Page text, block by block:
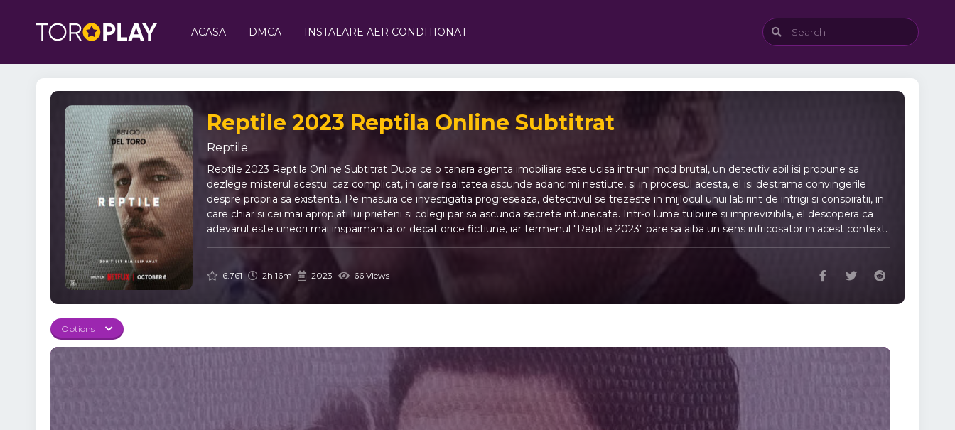
ACASA DMCA INSTALARE AER CONDITIONAT
Reptile 2023 Reptila Online Subtitrat
Reptile
Reptile 2023 Reptila Online Subtitrat Dupa ce o tanara agenta imobiliara este ucisa intr-un mod brutal, un detectiv abil isi propune sa
dezlege misterul acestui caz complicat, in care realitatea ascunde adancimi nestiute, si in procesul acesta, el isi destrama convingerile
despre propria sa existenta. Pe masura ce investigatia progreseaza, detectivul se trezeste in mijlocul unui labirint de intrigi si conspiratii, in
care chiar si cei mai apropiati lui prieteni si colegi par sa ascunda secrete intunecate. Intr-o lume tulbure si imprevizibila, el descopera ca
adevarul este uneori mai inspaimantator decat orice fictiune, iar termenul "Reptile 2023" pare sa aiba un sens infricosator in acest context.
6.761 2h 16m 2023 66 Views
Options